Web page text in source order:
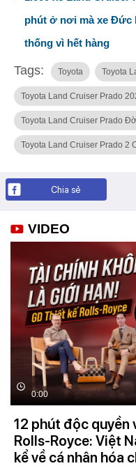
phút ở nơi mà xe Đức
thống vì hết hàng
Tags: Toyota Toyota
Toyota Land Cruiser Prado
Toyota Land Cruiser Prado
Toyota Land Cruiser Prado 2
Chia sẻ
VIDEO
0:00
12 phút độc quyền
Rolls-Royce: Việt
kể về cá nhân hóa